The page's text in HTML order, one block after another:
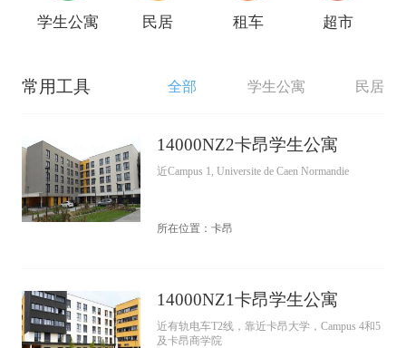
学生公寓 民居 租车 超市
常用工具 全部 学生公寓 民居
14000NZ2卡昂学生公寓
近Campus 1, Universite de Caen Normandie
所在位置：卡昂
14000NZ1卡昂学生公寓
近有轨电车T2线，靠近卡昂大学，Campus 4和5
及卡昂商学院